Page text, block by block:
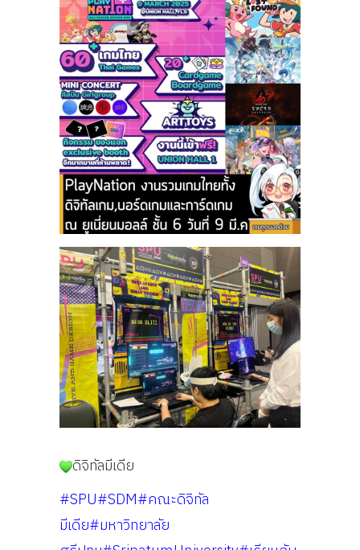
ดิจิทัลมีเดีย
#SPU#SDM#คณะดิจิทัล
มีเดีย#มหาวิทยาลัย